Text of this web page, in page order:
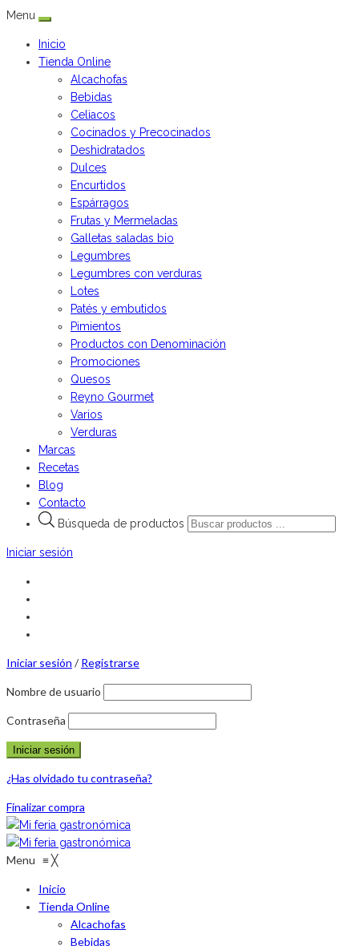
Menu
Inicio
Tienda Online
Alcachofas
Bebidas
Celiacos
Cocinados y Precocinados
Deshidratados
Dulces
Encurtidos
Espárragos
Frutas y Mermeladas
Galletas saladas bio
Legumbres
Legumbres con verduras
Lotes
Patés y embutidos
Pimientos
Productos con Denominación
Promociones
Quesos
Reyno Gourmet
Varios
Verduras
Marcas
Recetas
Blog
Contacto
Búsqueda de productos
Iniciar sesión
Iniciar sesión / Registrarse
Nombre de usuario
Contraseña
¿Has olvidado tu contraseña?
Finalizar compra
Menu ≡╳
Inicio
Tienda Online
Alcachofas
Bebidas